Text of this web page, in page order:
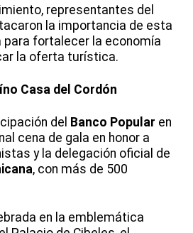
representantes del
la importancia de esta
fortalecer la economía
la oferta turística.
Casa del Cordón
del Banco Popular en
cena de gala en honor a
y la delegación oficial de
, con más de 500
en la emblemática